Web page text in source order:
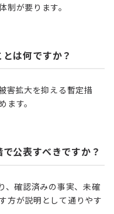
制が要ります。
は何ですか？
害拡大を抑える暫定措
す。
公表すべきですか？
、確認済みの事実、未確
方が説明として通りやす